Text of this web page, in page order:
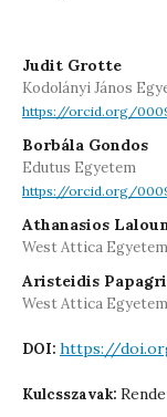
Judit Grotte
Kodolányi János
https://orcid.org/
Borbála Gondos
Edutus Egyetem
https://orcid.org/
Athanasios
West Attica Egyetem
Aristeidis
West Attica Egyetem
DOI: https://
Kulcsszavak: